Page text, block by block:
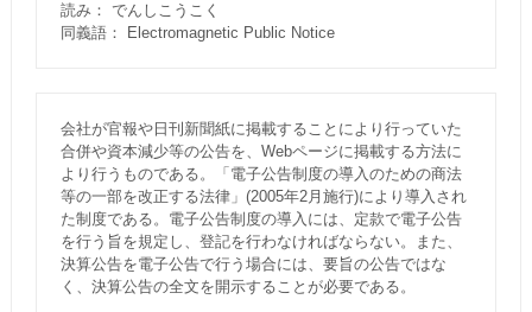
読み： でんしこうこく
同義語： Electromagnetic Public Notice
会社が官報や日刊新聞紙に掲載することにより行っていた
合併や資本減少等の公告を、Webページに掲載する方法に
より行うものである。「電子公告制度の導入のための商法
等の一部を改正する法律」(2005年2月施行)により導入され
た制度である。電子公告制度の導入には、定款で電子公告
を行う旨を規定し、登記を行わなければならない。また、
決算公告を電子公告で行う場合には、要旨の公告ではな
く、決算公告の全文を開示することが必要である。